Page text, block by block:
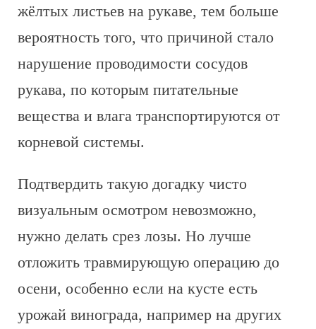
жёлтых листьев на рукаве, тем больше
вероятность того, что причиной стало
нарушение проводимости сосудов
рукава, по которым питательные
вещества и влага транспортируются от
корневой системы.
Подтвердить такую догадку чисто
визуальным осмотром невозможно,
нужно делать срез лозы. Но лучше
отложить травмирующую операцию до
осени, особенно если на кусте есть
урожай винограда, например на других